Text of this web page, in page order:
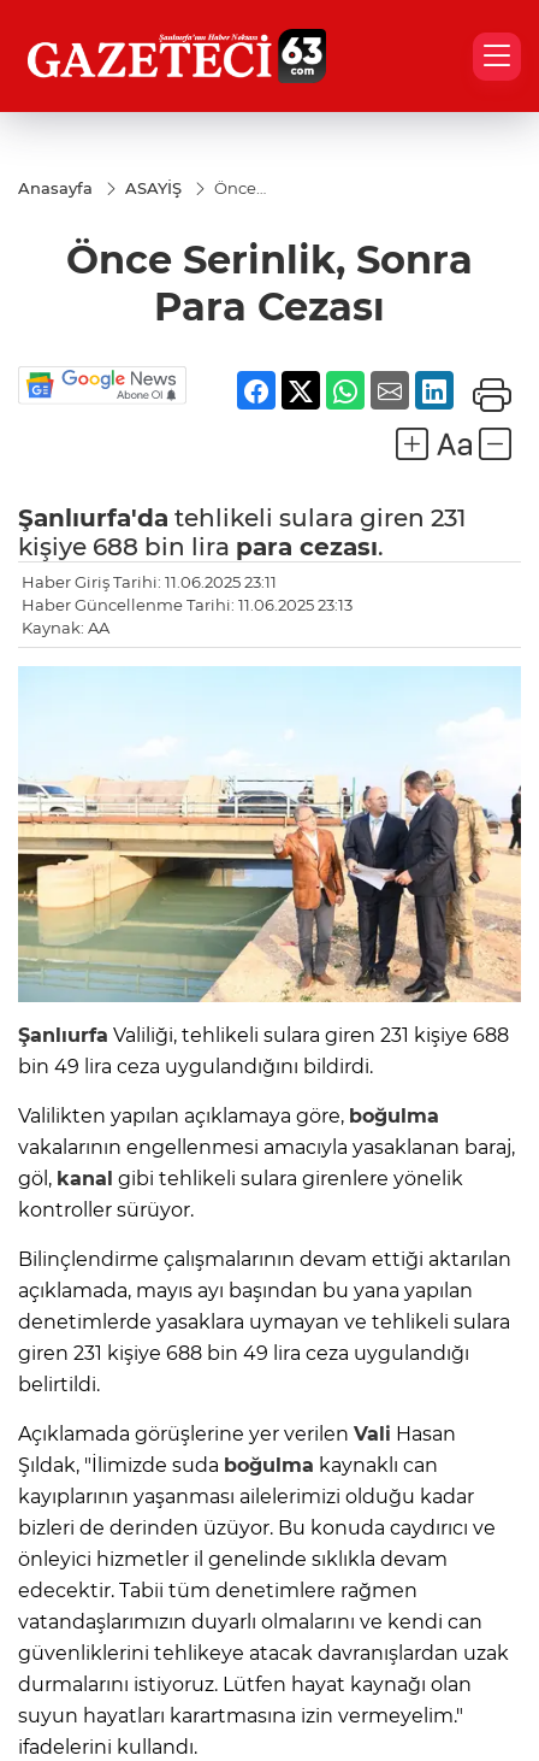
Anasayfa ASAYİŞ
Önce
Cezası
Önce Serinlik, Sonra
Para Cezası
Şanlıurfa'da tehlikeli sulara giren 231
kişiye 688 bin lira para cezası.
Haber Giriş Tarihi: 11.06.2025 23:11
Haber Güncellenme Tarihi: 11.06.2025 23:13
Kaynak: AA
Şanlıurfa Valiliği, tehlikeli sulara giren 231 kişiye 688
bin 49 lira ceza uygulandığını bildirdi.
Valilikten yapılan açıklamaya göre, boğulma
vakalarının engellenmesi amacıyla yasaklanan baraj,
göl, kanal gibi tehlikeli sulara girenlere yönelik
kontroller sürüyor.
Bilinçlendirme çalışmalarının devam ettiği aktarılan
açıklamada, mayıs ayı başından bu yana yapılan
denetimlerde yasaklara uymayan ve tehlikeli sulara
giren 231 kişiye 688 bin 49 lira ceza uygulandığı
belirtildi.
Açıklamada görüşlerine yer verilen Vali Hasan
Şıldak, "İlimizde suda boğulma kaynaklı can
kayıplarının yaşanması ailelerimizi olduğu kadar
bizleri de derinden üzüyor. Bu konuda caydırıcı ve
önleyici hizmetler il genelinde sıklıkla devam
edecektir. Tabii tüm denetimlere rağmen
vatandaşlarımızın duyarlı olmalarını ve kendi can
güvenliklerini tehlikeye atacak davranışlardan uzak
durmalarını istiyoruz. Lütfen hayat kaynağı olan
suyun hayatları karartmasına izin vermeyelim."
ifadelerini kullandı.